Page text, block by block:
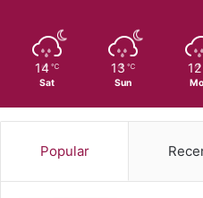
14 ℃
Sat
13 ℃
Sun
12
Popular